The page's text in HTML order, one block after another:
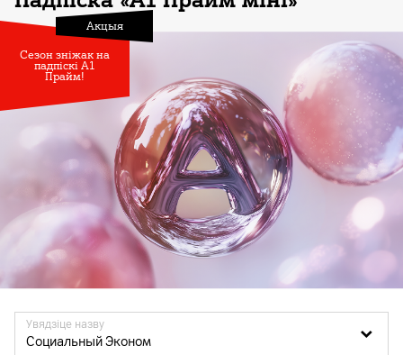
Сезон зніжак на
падпіскі А1
Прайм!
Акцыя
Социальный Эконом
Увядзіце назву